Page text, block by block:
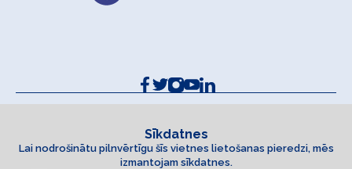
Kontakti un rekvizīti
Piekļūstamības paziņojums
Sīkdatnes
Lai nodrošinātu pilnvērtīgu šīs vietnes lietošanas pieredzi, mēs
izmantojam sīkdatnes.